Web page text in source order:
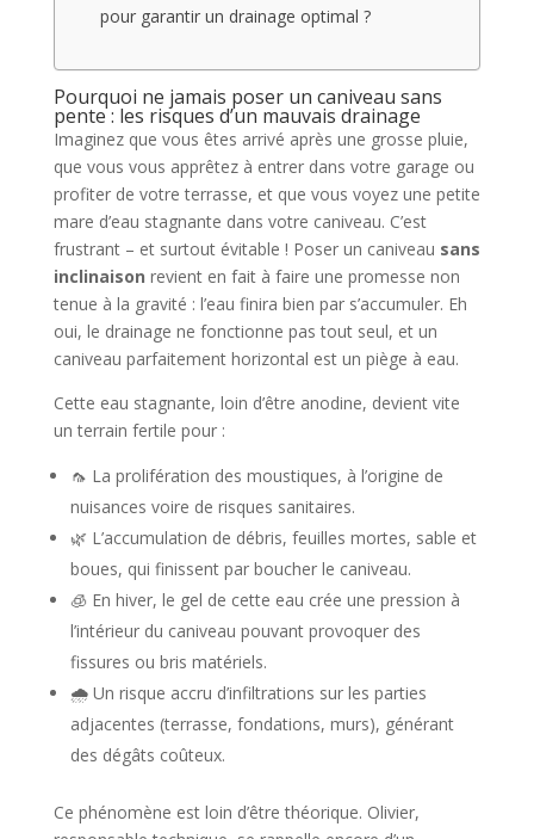
pour garantir un drainage optimal ?
Pourquoi ne jamais poser un caniveau sans
pente : les risques d’un mauvais drainage
Imaginez que vous êtes arrivé après une grosse pluie,
que vous vous apprêtez à entrer dans votre garage ou
profiter de votre terrasse, et que vous voyez une petite
mare d’eau stagnante dans votre caniveau. C’est
frustrant – et surtout évitable ! Poser un caniveau sans
inclinaison revient en fait à faire une promesse non
tenue à la gravité : l’eau finira bien par s’accumuler. Eh
oui, le drainage ne fonctionne pas tout seul, et un
caniveau parfaitement horizontal est un piège à eau.
Cette eau stagnante, loin d’être anodine, devient vite
un terrain fertile pour :
🦟 La prolifération des moustiques, à l’origine de
nuisances voire de risques sanitaires.
🌿 L’accumulation de débris, feuilles mortes, sable et
boues, qui finissent par boucher le caniveau.
🧊 En hiver, le gel de cette eau crée une pression à
l’intérieur du caniveau pouvant provoquer des
fissures ou bris matériels.
🌧️ Un risque accru d’infiltrations sur les parties
adjacentes (terrasse, fondations, murs), générant
des dégâts coûteux.
Ce phénomène est loin d’être théorique. Olivier,